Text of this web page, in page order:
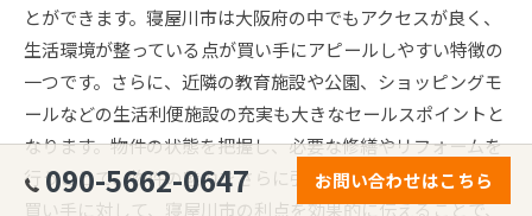
とができます。寝屋川市は大阪府の中でもアクセスが良く、
生活環境が整っている点が買い手にアピールしやすい特徴の
一つです。さらに、近隣の教育施設や公園、ショッピングモ
ールなどの生活利便施設の充実も大きなセールスポイントと
なります。物件の状態を把握し、必要な修繕やリフォームを
行うことで、物件の魅力をさらに引き出すことが可能です。
買い手に対して、寝屋川市の利点を効果的に伝えることで、
090-5662-0647 お問い合わせはこちら